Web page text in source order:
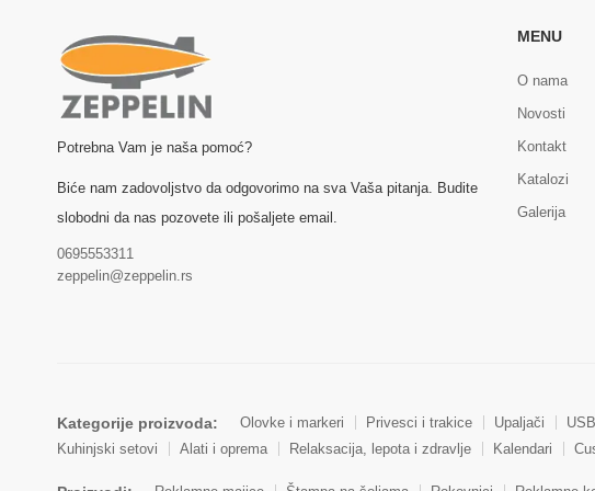
Potrebna Vam je naša pomoć?
Biće nam zadovoljstvo da odgovorimo na sva Vaša pitanja. Budite
slobodni da nas pozovete ili pošaljete email.
0695553311
zeppelin@zeppelin.rs
MENU
O nama
Novosti
Kontakt
Katalozi
Galerija
Kategorije proizvoda: Olovke i markeri Privesci i trakice Upaljači USB
Kuhinjski setovi
Alati i oprema Relaksacija, lepota i zdravlje Kalendari